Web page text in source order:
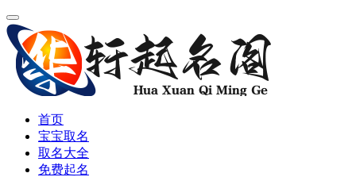
首页
宝宝取名
取名大全
免费起名